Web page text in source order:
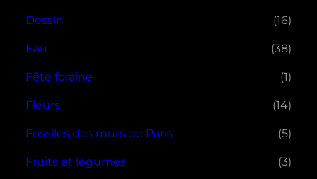
Dessin (16)
Eau (38)
Fête foraine (1)
Fleurs (14)
Fossiles des murs de Paris (5)
Fruits et légumes (3)